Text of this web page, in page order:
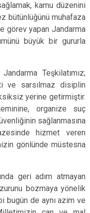
kamu düzenini
bütünlüğünü muhafaza
görev yapan Jandarma
büyük bir gururla
Teşkilatımız;
ve sarsılmaz disiplin
yerine getirmiştir.
organize suç
sağlanmasına
hizmet veren
gönlünde müstesna
geri adım atmayan
bozmaya yönelik
bugün de aynı azim ve